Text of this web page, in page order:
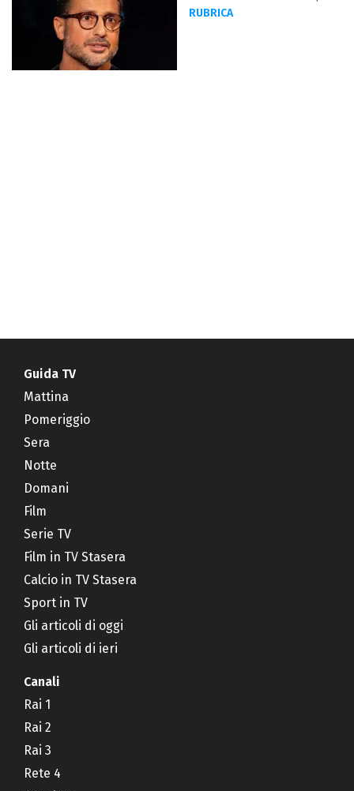
RUBRICA
Guida TV
Mattina
Pomeriggio
Sera
Notte
Domani
Film
Serie TV
Film in TV Stasera
Calcio in TV Stasera
Sport in TV
Gli articoli di oggi
Gli articoli di ieri
Canali
Rai 1
Rai 2
Rai 3
Rete 4